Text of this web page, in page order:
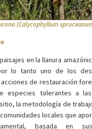
(Calycophyllum
en la llanura
lo tanto uno de los
de restauración
especies tolerantes a las
la metodología de
locales que
basada en